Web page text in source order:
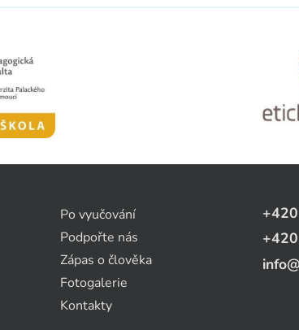
Po vyučování
Podpořte nás
Zápas o člověka
Fotogalerie
Kontakty